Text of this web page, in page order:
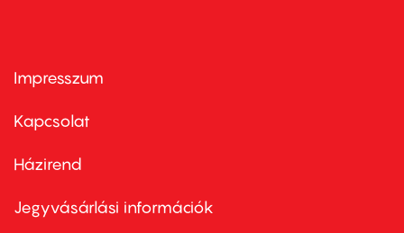
Footer
first
Impresszum
Kapcsolat
Footer
second
Házirend
Jegyvásárlási információk